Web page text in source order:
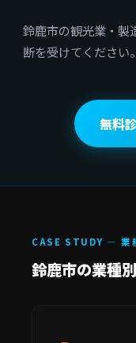
鈴鹿市の観光業・製
断を受けてください
無料
CASE STUDY — 業
鈴鹿市の業種